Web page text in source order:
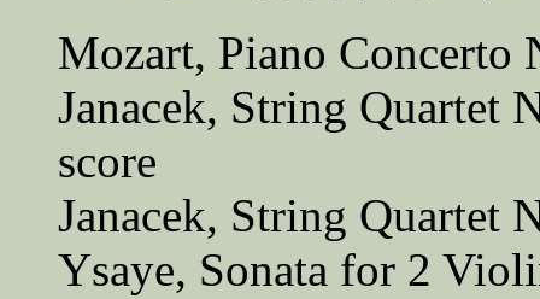
Mozart, Piano Concerto
Janacek, String Quartet
score
Janacek, String Quartet
Ysaye, Sonata for 2